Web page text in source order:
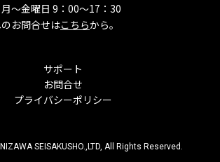
〜金曜日 9：00～17：30
お問合せはこちらから。
サポート
お問合せ
プライバシーポリシー
SEISAKUSHO.,LTD, All Rights Reserved.